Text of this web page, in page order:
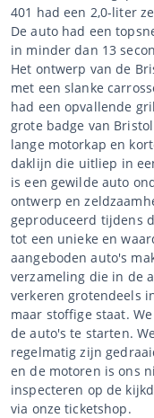
401 had een 2,0-liter
De auto had een
in minder dan 13
Het ontwerp van de
met een slanke
had een opvallende
grote badge van
lange motorkap en
daklijn die uitliep in
is een gewilde auto
ontwerp en
geproduceerd tijdens
tot een unieke en
aangeboden auto's
verzameling die in de
verkeren grotendeels
maar stoffige staat.
de auto's te starten.
regelmatig zijn
en de motoren is ons
inspecteren op de
via onze ticketshop.